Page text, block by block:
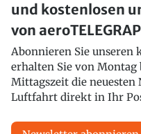
und kostenlosen
von
Abonnieren Sie unseren
erhalten Sie von
Mittagszeit die neuesten
Luftfahrt direkt in Ihr